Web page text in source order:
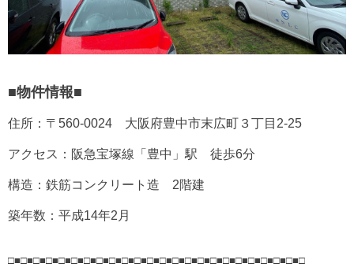
■物件情報■
住所：〒560-0024 大阪府豊中市末広町３丁目2-25
アクセス：阪急宝塚線「豊中」駅 徒歩6分
構造：鉄筋コンクリート造 2階建
築年数：平成14年2 月
□■□■□■□■□■□■□■□■□■□■□■□■□■□■□■□■□■□■□■□■□■□■□■□